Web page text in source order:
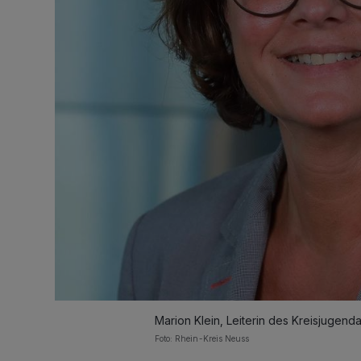
Marion Klein, Leiterin des
Foto: Rhein-Kreis Neuss